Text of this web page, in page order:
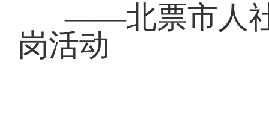
——北票市人社
岗活动